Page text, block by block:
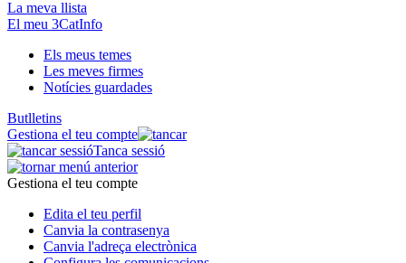
La meva llista
El meu 3CatInfo
Els meus temes
Les meves firmes
Notícies guardades
Butlletins
Gestiona el teu compte
Tanca sessió
Gestiona el teu compte
Edita el teu perfil
Canvia la contrasenya
Canvia l'adreça electrònica